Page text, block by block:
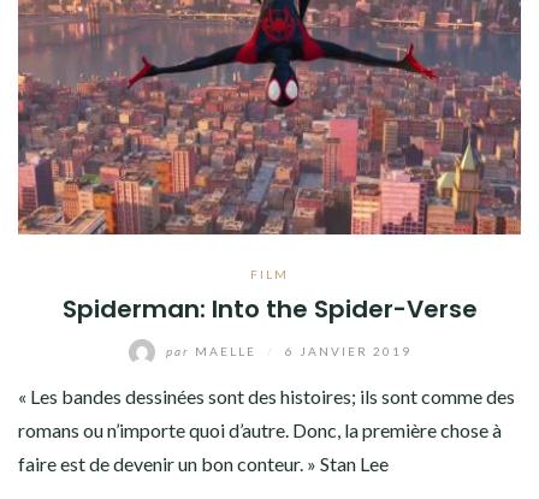
FILM
Spiderman: Into the Spider-Verse
par MAELLE 6 JANVIER 2019
« Les bandes dessinées sont des histoires; ils sont comme des
romans ou n’importe quoi d’autre. Donc, la première chose à
faire est de devenir un bon conteur. » Stan Lee